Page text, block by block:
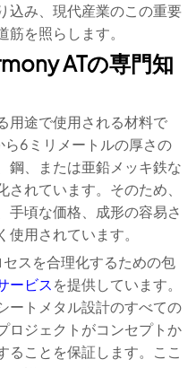
込み、現代産業のこの重要
を照らします。
ATの専門知
用途で使用される材料で
6ミリメートルの厚さの
鋼、または亜鉛メッキ鉄な
れています。そのため、
手頃な価格、成形の容易さ
用されています。
スを合理化するための包
ービスを提供しています。
ートメタル設計のすべての
ロジェクトがコンセプトか
ることを保証します。ここ